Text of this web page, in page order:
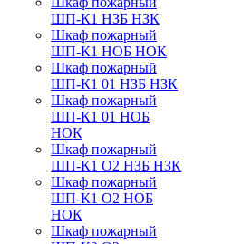
ШП-К1 НЗБ НЗК
Шкаф пожарный
ШП-К1 НОБ НОК
Шкаф пожарный
ШП-К1 01 НЗБ НЗК
Шкаф пожарный
ШП-К1 01 НОБ
НОК
Шкаф пожарный
ШП-К1 О2 НЗБ НЗК
Шкаф пожарный
ШП-К1 О2 НОБ
НОК
Шкаф пожарный